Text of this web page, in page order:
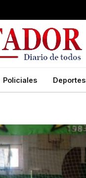
Policiales Deportes